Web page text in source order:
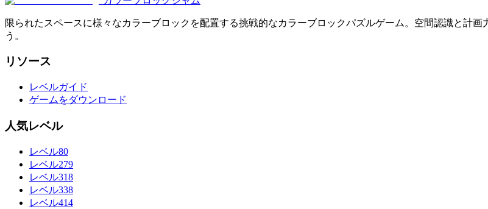
限られたスペースに様々なカラーブロックを配置する挑戦的なカラーブロックパズルゲーム。空間認識と計
う。
リソース
レベルガイド
ゲームをダウンロード
人気レベル
レベル80
レベル279
レベル318
レベル338
レベル414